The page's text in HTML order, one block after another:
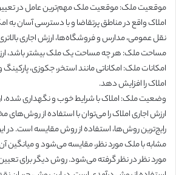
موقعیت ملک: موقعیت ملک مهم‌ترین عامل در
املاک واقع در مناطق پرتقاضا و با دسترسی آسان به
نقل عمومی، مدارس و فروشگاه‌ها، ارزش اجاری
مساحت ملک: هر چه مساحت یک ملک بیشتر باشد،
امکانات ملک: امکاناتی مانند استخر، جکوزی،
املاک را افزایش دهد.
وضعیت ملک: املاک با شرایط خوب و نگهداری شده،
ارزش اجاری املاک را می‌توان با استفاده از روش‌های
رایج‌ترین روش‌ها، استفاده از روش مقایسه است. در
مشابه با ملک مورد نظر، مقایسه می‌شود و میانگین
مورد نظر در نظر گرفته می‌شود. روش دیگر برای تعیین